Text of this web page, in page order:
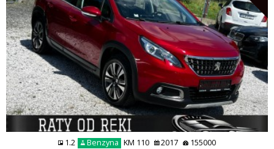
1.2 Benzyna KM 110 2017 155000